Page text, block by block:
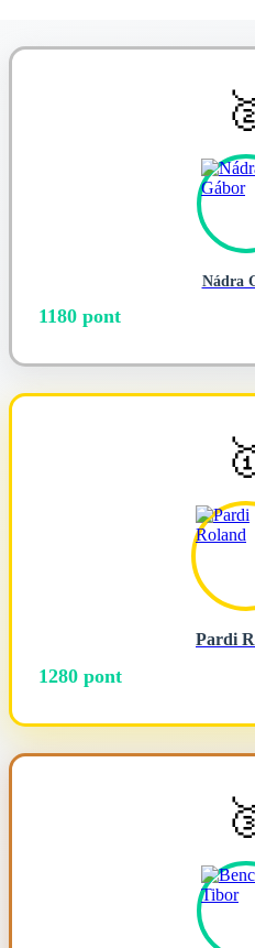
Nádra
1180 pont
Pardi
1280 pont